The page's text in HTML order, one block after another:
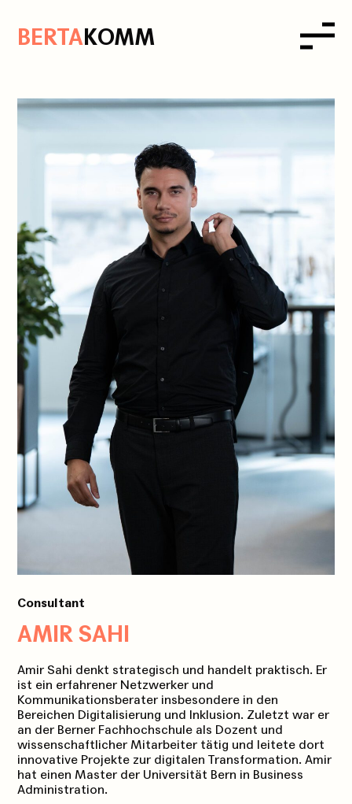
BERTAKOMM
Consultant
AMIR SAHI
Amir Sahi denkt strategisch und handelt praktisch. Er
ist ein erfahrener Netzwerker und
Kommunikationsberater insbesondere in den
Bereichen Digitalisierung und Inklusion. Zuletzt war er
an der Berner Fachhochschule als Dozent und
wissenschaftlicher Mitarbeiter tätig und leitete dort
innovative Projekte zur digitalen Transformation. Amir
hat einen Master der Universität Bern in Business
Administration.